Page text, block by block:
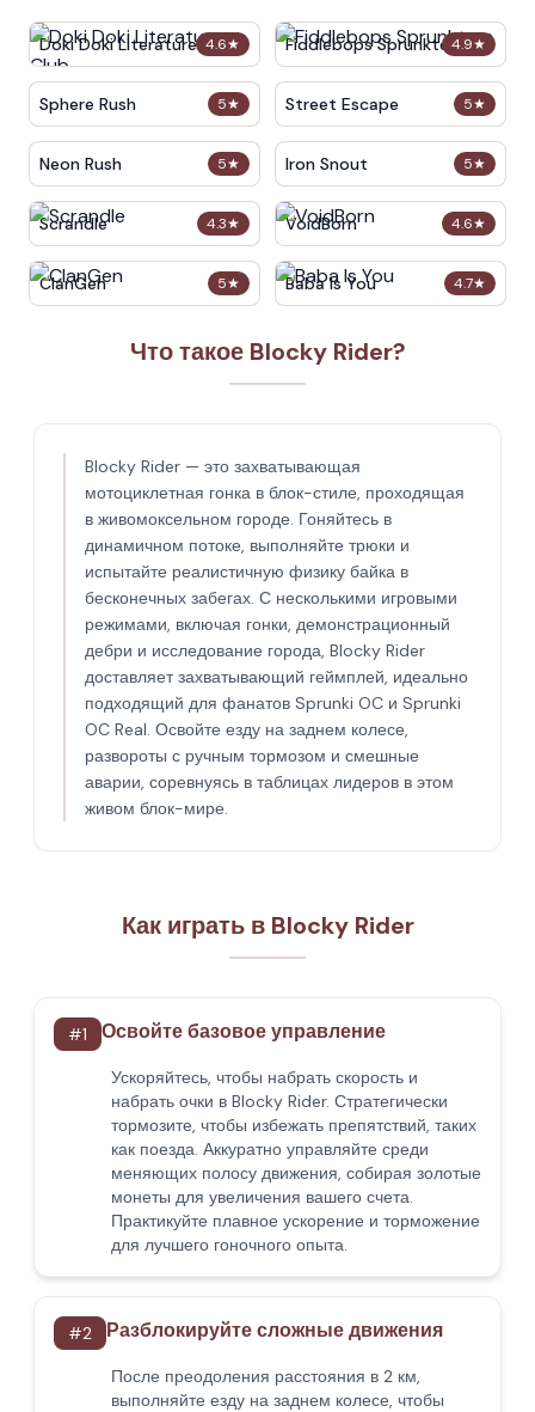
4.6★
Doki Doki Literature Club 4.9★
Fiddlebops Sprunkters
5★
Sphere Rush 5★
Street Escape
5★
Neon Rush 5★
Iron Snout
4.3★
Scrandle 4.6★
VoidBorn
5★
ClanGen 4.7★
Baba Is You
Что такое Blocky Rider?
Blocky Rider — это захватывающая
мотоциклетная гонка в блок-стиле, проходящая
в живомоксельном городе. Гоняйтесь в
динамичном потоке, выполняйте трюки и
испытайте реалистичную физику байка в
бесконечных забегах. С несколькими игровыми
режимами, включая гонки, демонстрационный
дебри и исследование города, Blocky Rider
доставляет захватывающий геймплей, идеально
подходящий для фанатов Sprunki OC и Sprunki
OC Real. Освойте езду на заднем колесе,
развороты с ручным тормозом и смешные
аварии, соревнуясь в таблицах лидеров в этом
живом блок-мире.
Как играть в Blocky Rider
#1 Освойте базовое управление
Ускоряйтесь, чтобы набрать скорость и
набрать очки в Blocky Rider. Стратегически
тормозите, чтобы избежать препятствий, таких
как поезда. Аккуратно управляйте среди
меняющих полосу движения, собирая золотые
монеты для увеличения вашего счета.
Практикуйте плавное ускорение и торможение
для лучшего гоночного опыта.
#2 Разблокируйте сложные движения
После преодоления расстояния в 2 км,
выполняйте езду на заднем колесе, чтобы